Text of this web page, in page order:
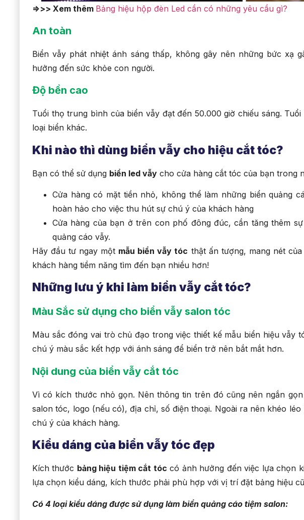
=>>> Xem thêm Bảng hiệu hộp đèn Led cần có những yêu cầu gì?
An toàn
Biển vẫy phát nhiệt ánh sáng thấp, không gây nên những bức xạ
hưởng đến sức khỏe con người.
Độ bền cao
Tuổi thọ trung bình của biển vẫy đạt đến 50.000 giờ chiếu sáng.
loại biển khác.
Khi nào thì dùng biển vẫy cho hiệu cắt tóc?
Bạn có thể sử dụng biển led vẫy cho cửa hàng cắt tóc của bạn trong
Cửa hàng có mặt tiền nhỏ, không thể làm những biển quảng
hoàn hảo cho việc thu hút sự chú ý của khách hàng
Cửa hàng của bạn ở trên con phố đông đúc, cần tăng thêm
quảng cáo vẫy.
Hãy đầu tư ngay một mẫu biển vẫy tóc thật ấn tượng, mang nét
khách hàng tiềm năng tìm đến bạn nhiều hơn!
Những lưu ý khi làm biển vẫy cắt tóc?
Màu Sắc sử dụng cho biển vẫy salon tóc
Màu sắc đóng vai trò chủ đạo trong việc thiết kế mẫu biển hiệu vẫy
chú ý màu sắc kết hợp với ánh sáng để biển trở nên bắt mắt hơn.
Nội dung của biển vẫy cắt tóc
Vì có kích thước nhỏ gọn. Nên thông tin trên đó cũng nên ngắn
salon tóc, logo (nếu có), địa chỉ, số điện thoại. Ngoài ra nên khéo
chú ý của khách hàng.
Kiểu dáng của biển vẫy tóc đẹp
Kích thước bảng hiệu tiệm cắt tóc có ảnh hưởng đến việc lựa chọn
lựa chọn kiểu dáng, kích thước phải phù hợp với vị trí đặt bảng hiệu
Có 4 loại kiểu dáng được sử dụng làm biển quảng cáo tiệm salon: